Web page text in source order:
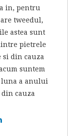
in, pentru
tweedul,
astea sunt
pietrele
si din cauza
suntem
a anului
din cauza